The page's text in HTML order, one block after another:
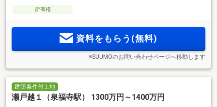
所有権
資料をもらう(無料)
※SUUMOのお問い合わせページへ移動します
建築条件付土地
瀬戸越１（泉福寺駅） 1300万円～1400万円